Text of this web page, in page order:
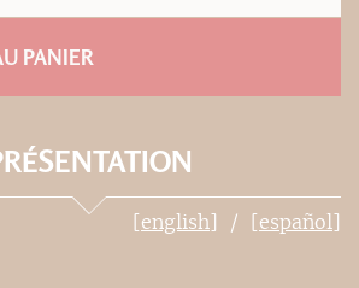
PANIER
[english] [español]